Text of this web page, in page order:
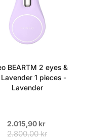
BEARTM 2 eyes &
1 pieces -
Lavender
2.015,90 kr
2.800,00 kr